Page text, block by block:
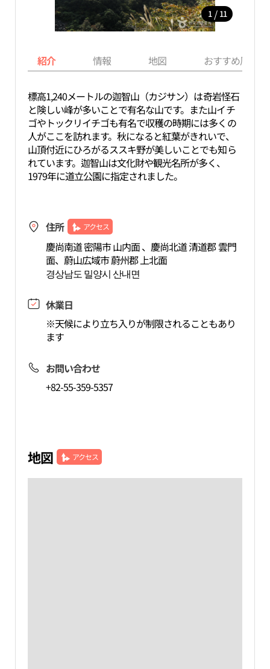
1 / 11
紹介 情報 地図 おすすめ周辺
標高1,240メートルの迦智山（カジサン）は奇岩怪石
と険しい峰が多いことで有名な山です。また山イチ
ゴやトックリイチゴも有名で収穫の時期には多くの
人がここを訪れます。秋になると紅葉がきれいで、
山頂付近にひろがるススキ野が美しいことでも知ら
れています。迦智山は文化財や観光名所が多く、
1979年に道立公園に指定されました。
住所 アクセス
慶尚南道 密陽市 山内面 、慶尚北道 清道郡 雲門
面、蔚山広域市 蔚州郡 上北面
경상남도 밀양시 산내면
休業日
※天候により立ち入りが制限されることもあり
ます
お問い合わせ
+82-55-359-5357
地図 アクセス